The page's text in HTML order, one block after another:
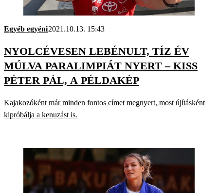
Egyéb egyéni2021.10.13. 15:43
NYOLCÉVESEN LEBÉNULT, TÍZ ÉV
MÚLVA PARALIMPIÁT NYERT – KISS
PÉTER PÁL, A PÉLDAKÉP
Kajakozóként már minden fontos címet megnyert, most újításként
kipróbálja a kenuzást is.